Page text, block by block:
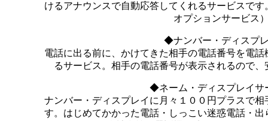
けるアナウンスで自動応答してくれるサービスで
オプションサービス
◆ナンバー・ディスプ
電話に出る前に、かけてきた相手の電話番号を電
るサービス。相手の電話番号が表示されるので
◆ネーム・ディスプレイサ
ナンバー・ディスプレイに月々１００円プラスで
す。はじめてかかった電話・しっこい迷惑電話・